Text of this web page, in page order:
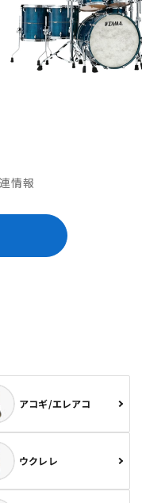
情報
アコギ/エレアコ
ウクレレ